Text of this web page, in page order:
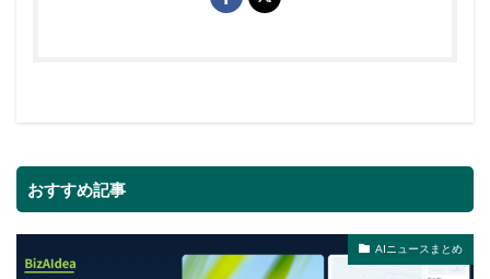
おすすめ記事
AIニュースまとめ